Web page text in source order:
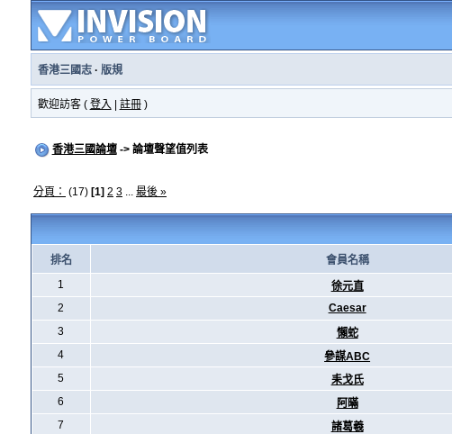
香港三國志· 版規
歡迎訪客 ( 登入 註冊)
香港三國論壇-> 論壇聲望值列表
分頁： (17) [1] 2 3... 最後 »
排名 會員名稱
1
徐元直
2
Caesar
3
懶蛇
4
參謀ABC
5
耒戈氏
6
阿暪
7
諸葛羲